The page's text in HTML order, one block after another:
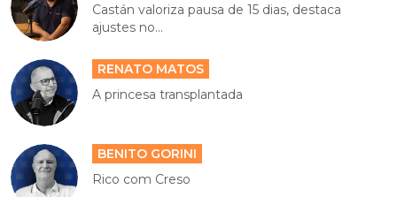
Castán valoriza pausa de 15 dias, destaca
ajustes no...
RENATO MATOS
A princesa transplantada
BENITO GORINI
Rico com Creso